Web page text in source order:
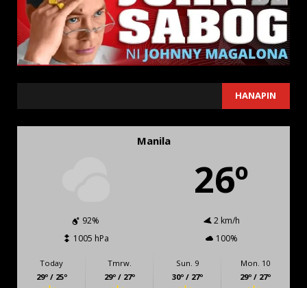
HANAPIN
Manila
26º
92%
2 km/h
1005 hPa
100%
Today
29º / 25º
Tmrw.
29º / 27º
Sun. 9
30º / 27º
Mon. 10
29º / 27º